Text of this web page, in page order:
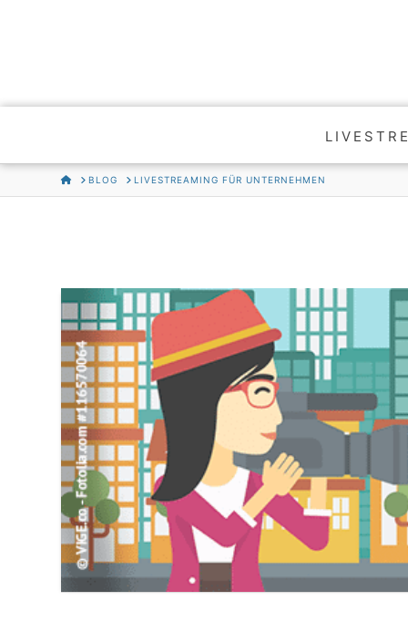
HOMEBLOG LIVESTREAMING FÜR UNTERNEHMEN